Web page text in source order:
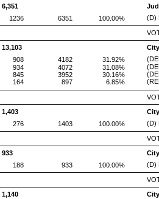
6,351
1236 6351 100.00% (D)
13,103
908 4182 31.92%
934 4072 31.08%
845 3952 30.16%
164 897 6.85%
1,403
276 1403 100.00% (D)
933
188 933 100.00% (D)
1,140